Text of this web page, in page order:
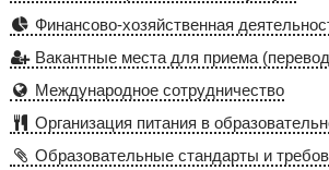
Финансово-хозяйственная
Вакантные места для приема
Международное сотрудничество
Организация питания в
Образовательные стандарты и